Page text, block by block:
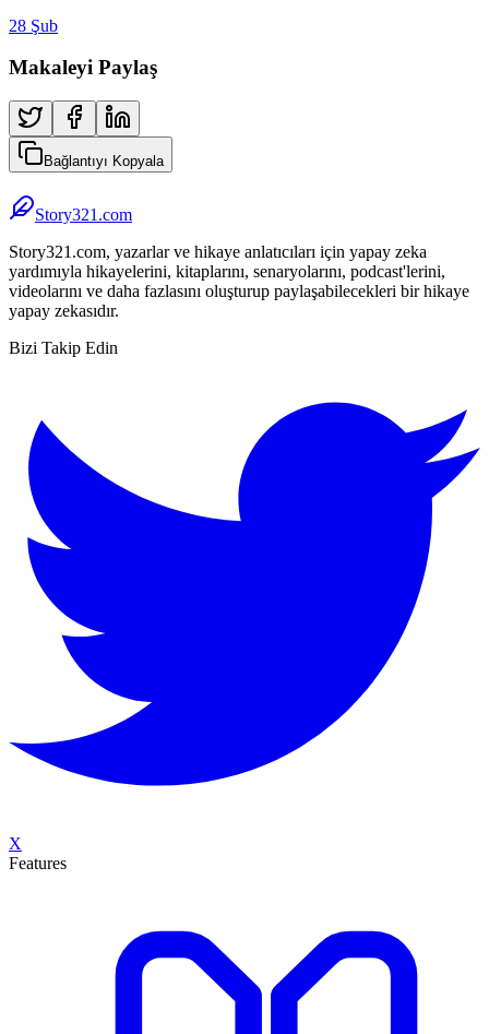
28 Şub
Makaleyi Paylaş
Bağlantıyı Kopyala
Story321.com
Story321.com, yazarlar ve hikaye anlatıcıları için yapay zeka
yardımıyla hikayelerini, kitaplarını, senaryolarını, podcast'lerini,
videolarını ve daha fazlasını oluşturup paylaşabilecekleri bir hikaye
yapay zekasıdır.
Bizi Takip Edin
X
Features